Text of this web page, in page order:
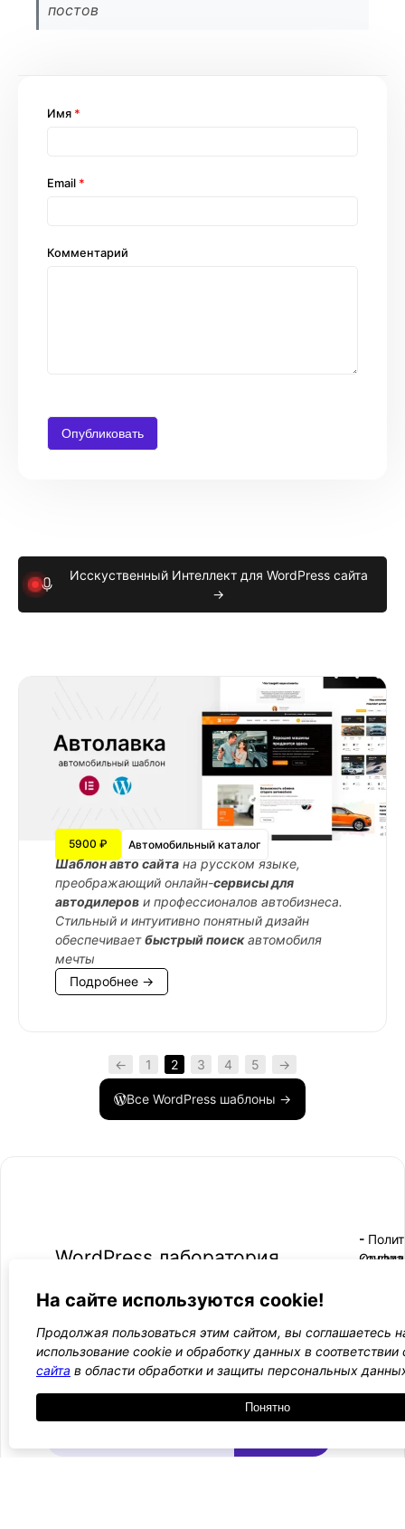
постов
Комментарий
Имя *
Email *
Исскуственный Интеллект для WordPress сайта
→
5900 ₽ Автомобильный каталог
Шаблон авто сайта на русском языке,
преображающий онлайн-сервисы для
автодилеров и профессионалов автобизнеса.
Стильный и интуитивно понятный дизайн
обеспечиваетбыстрый поискавтомобиля
мечты
Подробнее →
← 1 2 3 4 5 →
Все WordPress шаблоны →
WordPress лаборатория
2021 — 2026 - Обратная связь
-
-
Оплата
оферта
Курсы, инструкции и новости WordPress
На сайте используются cookie!
Продолжая пользоваться этим сайтом, вы соглашаетесь
использование cookie и обработку данных в соответствии
сайта в области обработки и защиты персональных
Понятно